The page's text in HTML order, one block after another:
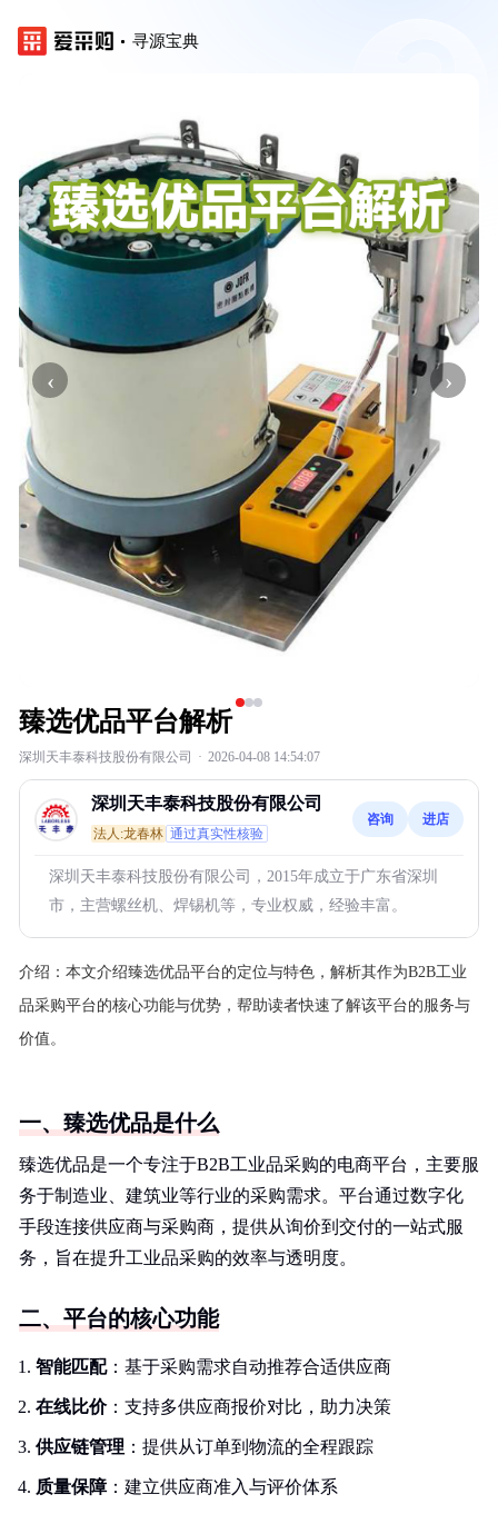
寻源宝典
‹ ›
臻选优品平台解析
深圳天丰泰科技股份有限公司 · 2026-04-08 14:54:07
深圳天丰泰科技股份有限公司
法人:龙春林 通过真实性核验
咨询 进店
深圳天丰泰科技股份有限公司，2015年成立于广东省深圳
市，主营螺丝机、焊锡机等，专业权威，经验丰富。
介绍： 本文介绍臻选优品平台的定位与特色，解析其作为B2B工业
品采购平台的核心功能与优势，帮助读者快速了解该平台的服务与
价值。
一、臻选优品是什么
臻选优品是一个专注于B2B工业品采购的电商平台，主要服
务于制造业、建筑业等行业的采购需求。平台通过数字化
手段连接供应商与采购商，提供从询价到交付的一站式服
务，旨在提升工业品采购的效率与透明度。
二、平台的核心功能
智能匹配：基于采购需求自动推荐合适供应商
在线比价：支持多供应商报价对比，助力决策
供应链管理 ：提供从订单到物流的全程跟踪
质量保障：建立供应商准入与评价体系